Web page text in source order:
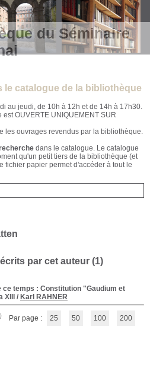
du Séminaire
le catalogue de la bibliothèque
au jeudi, de 10h à 12h et de 14h à 17h30.
OUVERTE UNIQUEMENT SUR
les ouvrages revendus par la bibliothèque.
dans le catalogue. Le catalogue
qu'un petit tiers de la bibliothèque (et
fichier papier permet d'accéder à tout le
par cet auteur (1)
ce temps : Constitution "Gaudium et
/ Karl RAHNER
Par page : 25 50 100 200